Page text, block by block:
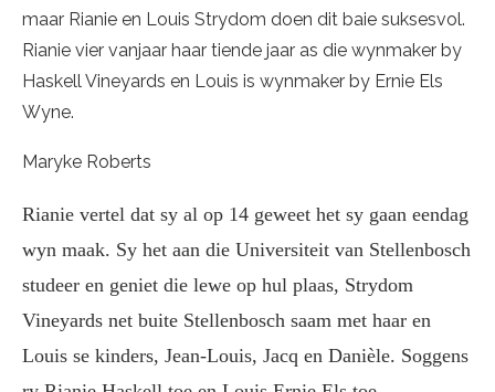
maar Rianie en Louis Strydom doen dit baie suksesvol.
Rianie vier vanjaar haar tiende jaar as die wynmaker by
Haskell Vineyards en Louis is wynmaker by Ernie Els
Wyne.
Maryke Roberts
Rianie vertel dat sy al op 14 geweet het sy gaan eendag
wyn maak. Sy het aan die Universiteit van Stellenbosch
studeer en geniet die lewe op hul plaas, Strydom
Vineyards net buite Stellenbosch saam met haar en
Louis se kinders, Jean-Louis, Jacq en Danièle. Soggens